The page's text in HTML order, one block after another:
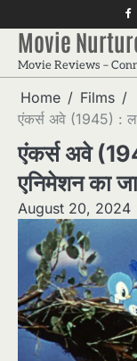
to
content
f
Movie
Movie Reviews –
Home
Films
एंकर्स अवे (1945) :
एंकर्स अवे
एनिमेशन का
August 20, 2024